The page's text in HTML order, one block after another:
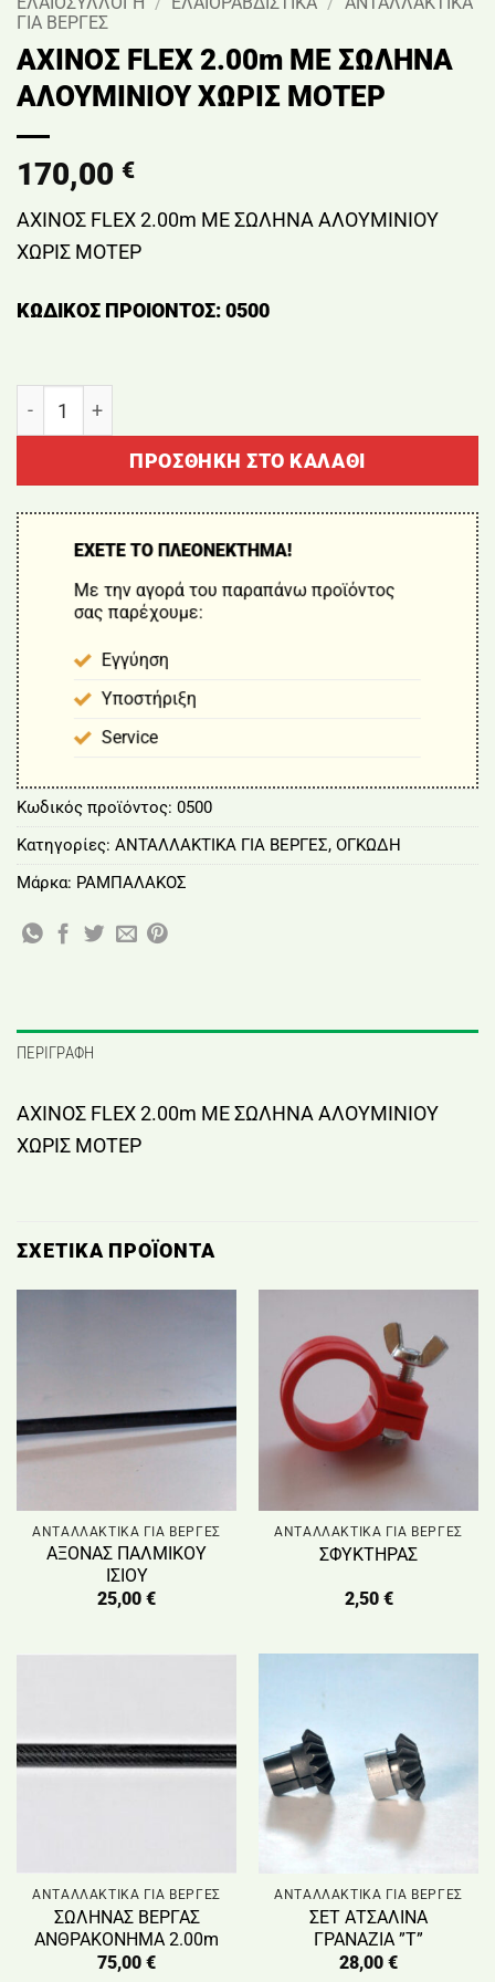
ΓΙΑ ΒΕΡΓΕΣ
ΑΧΙΝΟΣ FLEX 2.00m ΜΕ ΣΩΛΗΝΑ
ΑΛΟΥΜΙΝΙΟΥ ΧΩΡΙΣ ΜΟΤΕΡ
170,00 €
ΑΧΙΝΟΣ FLEX 2.00m ΜΕ ΣΩΛΗΝΑ ΑΛΟΥΜΙΝΙΟΥ
ΧΩΡΙΣ ΜΟΤΕΡ
ΚΩΔΙΚΟΣ ΠΡΟΙΟΝΤΟΣ: 0500
ΠΡΟΣΘΉΚΗ ΣΤΟ ΚΑΛΆΘΙ
ΕΧΕΤΕ ΤΟ ΠΛΕΟΝΕΚΤΗΜΑ!
Με την αγορά του παραπάνω προϊόντος
σας παρέχουμε:
Εγγύηση
Υποστήριξη
Service
Κωδικός προϊόντος: 0500
Κατηγορίες: ΑΝΤΑΛΛΑΚΤΙΚΑ ΓΙΑ ΒΕΡΓΕΣ, ΟΓΚΩΔΗ
Μάρκα: ΡΑΜΠΑΛΑΚΟΣ
ΠΕΡΙΓΡΑΦΉ
ΑΧΙΝΟΣ FLEX 2.00m ΜΕ ΣΩΛΗΝΑ ΑΛΟΥΜΙΝΙΟΥ
ΧΩΡΙΣ ΜΟΤΕΡ
ΣΧΕΤΙΚΆ ΠΡΟΪΌΝΤΑ
ΑΝΤΑΛΛΑΚΤΙΚΑ ΓΙΑ ΒΕΡΓΕΣ
ΑΞΟΝΑΣ ΠΑΛΜΙΚΟΥ
ΙΣΙΟΥ
25,00 €
ΑΝΤΑΛΛΑΚΤΙΚΑ ΓΙΑ ΒΕΡΓΕΣ
ΣΦΥΚΤΗΡΑΣ
2,50 €
ΑΝΤΑΛΛΑΚΤΙΚΑ ΓΙΑ ΒΕΡΓΕΣ
ΣΩΛΗΝΑΣ ΒΕΡΓΑΣ
ΑΝΘΡΑΚΟΝΗΜΑ 2.00m
75,00 €
ΑΝΤΑΛΛΑΚΤΙΚΑ ΓΙΑ ΒΕΡΓΕΣ
ΣΕΤ ΑΤΣΑΛΙΝΑ
ΓΡΑΝΑΖΙΑ ”Τ”
28,00 €